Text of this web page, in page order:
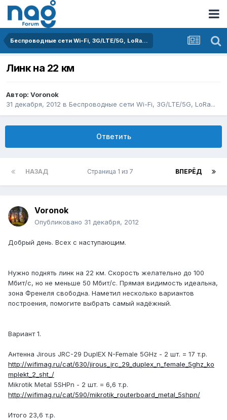
Беспроводные сети Wi-Fi, 3G/LTE/5G, LoRa...
Линк на 22 км
Автор: Voronok
31 декабря, 2012 в Беспроводные сети Wi-Fi, 3G/LTE/5G, LoRa...
Ответить
НАЗАД ВПЕРЁД
Страница 1 из 7
Voronok
Опубликовано 31 декабря, 2012
Добрый день. Всех с наступающим.
Нужно поднять линк на 22 км. Скорость желательно до 100
Мбит/с, но не меньше 50 Мбит/с. Прямая видимость идеальна,
зона Френеля свободна. Наметил несколько вариантов
построения, помогите выбрать самый надёжный.
Вариант 1.
Антенна Jirous JRC-29 DuplEX N-Female 5GHz - 2 шт. = 17 т.р.
http://wifimag.ru/cat/630/jirous_jrc_29_duplex_n_female_5ghz_ko
mplekt_2_sht_/
Mikrotik Metal 5SHPn - 2 шт. = 6,6 т.р.
http://wifimag.ru/cat/590/mikrotik_routerboard_metal_5shpn/
Итого 23,6 т.р.